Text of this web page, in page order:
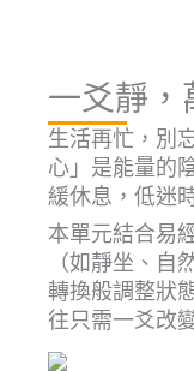
一爻靜，
生活再忙，別
心」是能量的
緩休息，低迷
本單元結合易
（如靜坐、自
轉換般調整狀
往只需一爻改